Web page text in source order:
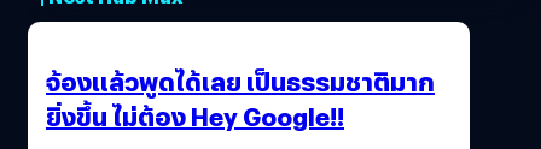
จ้องแล้วพูดได้เลย เป็นธรรมชาติมาก
ยิ่งขึ้น ไม่ต้อง Hey Google!!